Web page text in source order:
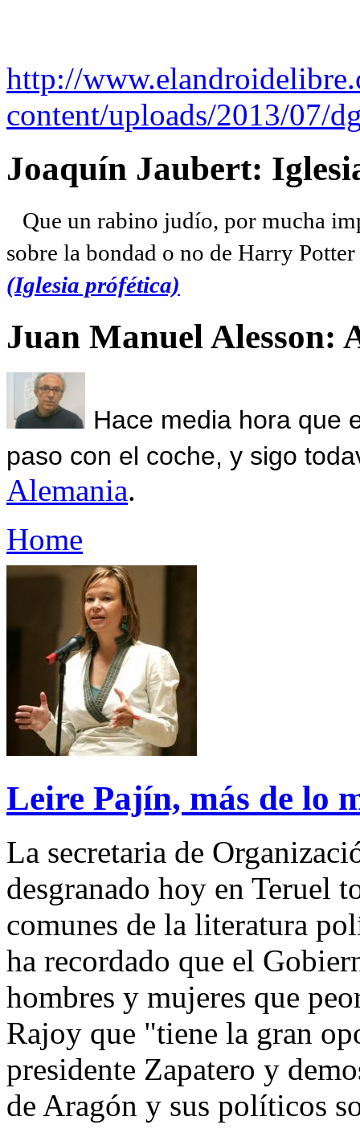
http://
content/uploads/2013/07/
Joaquín Jaubert:
Que un rabino judío, por mucha
sobre la bondad o no de Harry
(Iglesia prófética)
Juan Manuel Alesson:
Hace media hora que
paso con el coche, y sigo
Alemania.
Home
Leire Pajín, más de lo
La secretaria de
desgranado hoy en Teruel
comunes de la literatura
ha recordado que el
hombres y mujeres que
Rajoy que "tiene la gran
presidente Zapatero y
de Aragón y sus políticos